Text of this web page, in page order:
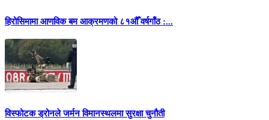
हिरोसिमामा आणविक बम आक्रमणको ८१औँ वर्षगाँठ :...
विस्फोटक ड्रोनले जर्मन विमानस्थलमा सुरक्षा चुनौती